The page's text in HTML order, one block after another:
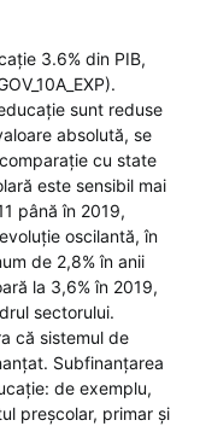
3.6% din PIB,
sunt reduse
absolută, se
cu state
este sensibil mai
până în 2019,
oscilantă, în
de 2,8% în anii
la 3,6% în 2019,
sectorului.
că sistemul de
Subfinanțarea
de exemplu,
preșcolar, primar și